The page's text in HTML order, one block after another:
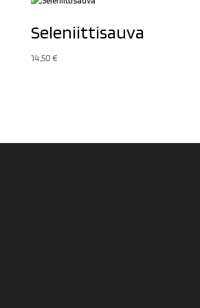
Seleniittisauva
14,50€